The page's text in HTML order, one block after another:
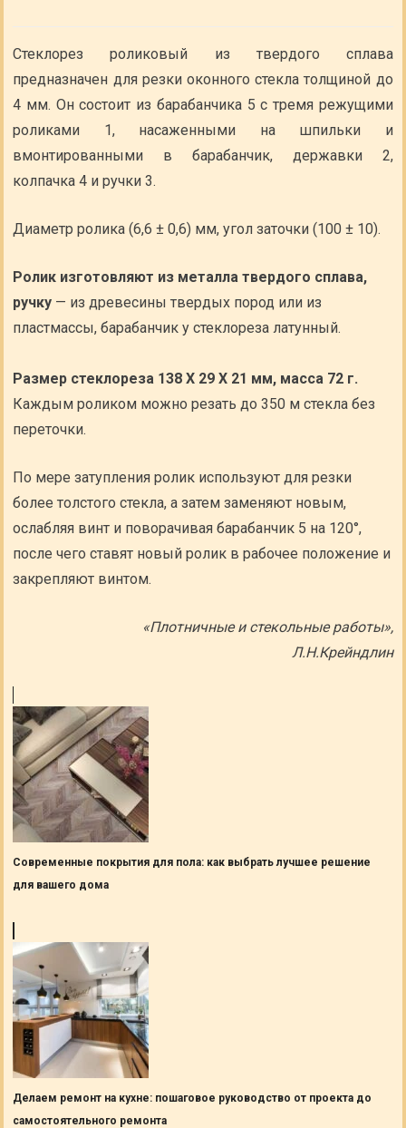
Стеклорез роликовый из твердого сплава
предназначен для резки оконного стекла толщиной до
4 мм. Он состоит из барабанчика 5 с тремя режущими
роликами 1, насаженными на шпильки и
вмонтированными в барабанчик, державки 2,
колпачка 4 и ручки 3.
Диаметр ролика (6,6 ± 0,6) мм, угол заточки (100 ± 10).
Ролик изготовляют из металла твердого сплава,
ручку — из древесины твердых пород или из
пластмассы, барабанчик у стеклореза латунный.
Размер стеклореза 138 X 29 X 21 мм, масса 72 г.
Каждым роликом можно резать до 350 м стекла без
переточки.
По мере затупления ролик используют для резки
более толстого стекла, а затем заменяют новым,
ослабляя винт и поворачивая барабанчик 5 на 120°,
после чего ставят новый ролик в рабочее положение и
закрепляют винтом.
«Плотничные и стекольные работы»,
Л.Н.Крейндлин
Современные покрытия для пола: как выбрать лучшее решение
для вашего дома
Делаем ремонт на кухне: пошаговое руководство от проекта до
самостоятельного ремонта